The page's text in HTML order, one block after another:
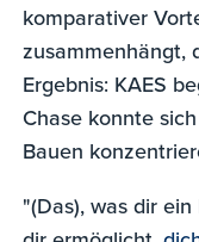
komparativer
zusammenhängt,
Ergebnis: KAES
Chase konnte
Bauen
"(Das), was dir